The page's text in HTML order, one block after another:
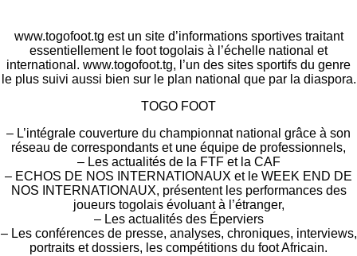
www.togofoot.tg est un site d’informations sportives traitant
essentiellement le foot togolais à l’échelle national et
international. www.togofoot.tg, l’un des sites sportifs du genre
le plus suivi aussi bien sur le plan national que par la diaspora.
TOGO FOOT
– L’intégrale couverture du championnat national grâce à son
réseau de correspondants et une équipe de professionnels,
– Les actualités de la FTF et la CAF
– ECHOS DE NOS INTERNATIONAUX et le WEEK END DE
NOS INTERNATIONAUX, présentent les performances des
joueurs togolais évoluant à l’étranger,
– Les actualités des Éperviers
– Les conférences de presse, analyses, chroniques, interviews,
portraits et dossiers, les compétitions du foot Africain.